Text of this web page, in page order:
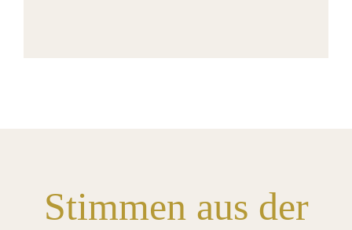
Stimmen aus der